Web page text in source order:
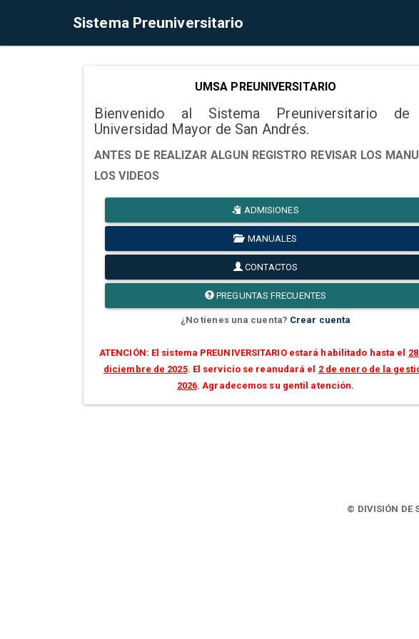
Sistema Preuniversitario
UMSA PREUNIVERSITARIO
Bienvenido al Sistema Preuniversitario
Universidad Mayor de San Andrés.
ANTES DE REALIZAR ALGUN REGISTRO REVISAR LOS
LOS VIDEOS
ADMISIONES
MANUALES
CONTACTOS
PREGUNTAS FRECUENTES
¿No tienes una cuenta? Crear cuenta
ATENCIÓN: El sistema PREUNIVERSITARIO estará habilitado hasta el
diciembre de 2025. El servicio se reanudará el 2 de enero de la
2026. Agradecemos su gentil atención.
© DIVISIÓN DE